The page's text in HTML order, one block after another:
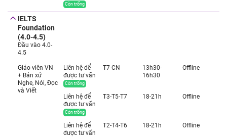
Còn trống
IELTS
Foundation
(4.0-4.5)
Đầu vào 4.0-
4.5
Giáo viên VN
+ Bản xứ
Nghe, Nói, Đọc
và Viết
Liên hệ để
được tư vấn
Còn trống
T7-CN
13h30-
16h30
Offline
Liên hệ để
được tư vấn
Còn trống
T3-T5-T7 18-21h Offline
Liên hệ để
được tư vấn
T2-T4-T6 18-21h Offline